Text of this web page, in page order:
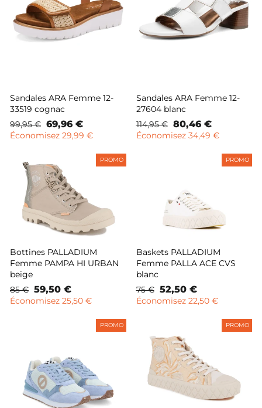
Sandales ARA Femme 12-
33519 cognac
Prix
normal
99,95 € Prix
remisé
69,96 €
Économisez 29,99 €
Sandales ARA Femme 12-
27604 blanc
Prix
normal
114,95 € Prix
remisé
80,46 €
Économisez 34,49 €
PROMO
Bottines PALLADIUM
Femme PAMPA HI URBAN
beige
Prix
normal
85 €
Prix
remisé
59,50 €
Économisez 25,50 €
PROMO
Baskets PALLADIUM
Femme PALLA ACE CVS
blanc
Prix
normal
75 €
Prix
remisé
52,50 €
Économisez 22,50 €
PROMO PROMO